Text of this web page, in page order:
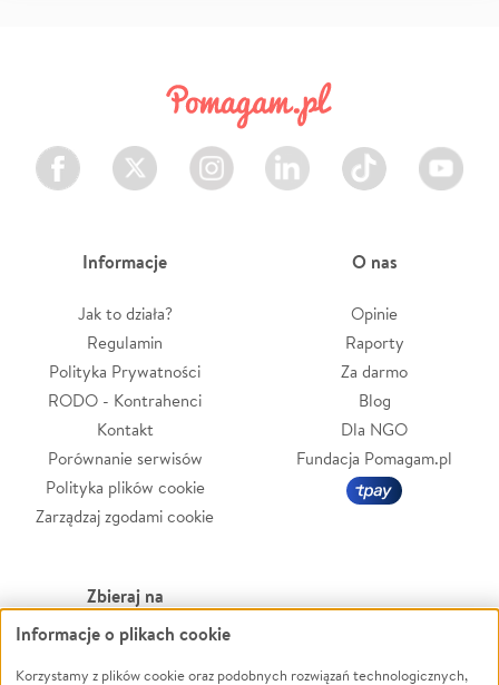
Facebook Twitter Instagram LinkedIn TikTok Youtube
Informacje
Jak to działa?
Regulamin
Polityka Prywatności
RODO - Kontrahenci
Kontakt
Porównanie serwisów
Polityka plików cookie
Zarządzaj zgodami cookie
O nas
Opinie
Raporty
Za darmo
Blog
Dla NGO
Fundacja Pomagam.pl
Zbieraj na
Leczenie
Zwierzęta
Powódź
Informacje o plikach cookie
Korzystamy z plików cookie oraz podobnych rozwiązań technologicznych,